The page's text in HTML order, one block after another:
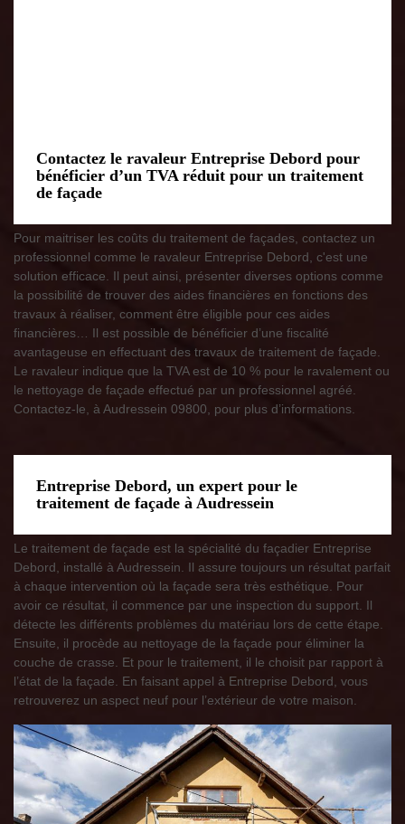
Contactez le ravaleur Entreprise Debord pour
bénéficier d’un TVA réduit pour un traitement
de façade
Pour maitriser les coûts du traitement de façades, contactez un
professionnel comme le ravaleur Entreprise Debord, c'est une
solution efficace. Il peut ainsi, présenter diverses options comme
la possibilité de trouver des aides financières en fonctions des
travaux à réaliser, comment être éligible pour ces aides
financières… Il est possible de bénéficier d’une fiscalité
avantageuse en effectuant des travaux de traitement de façade.
Le ravaleur indique que la TVA est de 10 % pour le ravalement ou
le nettoyage de façade effectué par un professionnel agréé.
Contactez-le, à Audressein 09800, pour plus d’informations.
Entreprise Debord, un expert pour le
traitement de façade à Audressein
Le traitement de façade est la spécialité du façadier Entreprise
Debord, installé à Audressein. Il assure toujours un résultat parfait
à chaque intervention où la façade sera très esthétique. Pour
avoir ce résultat, il commence par une inspection du support. Il
détecte les différents problèmes du matériau lors de cette étape.
Ensuite, il procède au nettoyage de la façade pour éliminer la
couche de crasse. Et pour le traitement, il le choisit par rapport à
l’état de la façade. En faisant appel à Entreprise Debord, vous
retrouverez un aspect neuf pour l’extérieur de votre maison.